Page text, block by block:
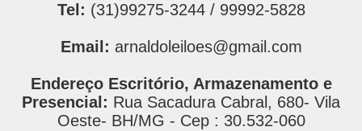
Tel: (31)99275-3244 / 99992-5828
Email: arnaldoleiloes@gmail.com
Endereço Escritório, Armazenamento e
Presencial: Rua Sacadura Cabral, 680- Vila
Oeste- BH/MG - Cep : 30.532-060